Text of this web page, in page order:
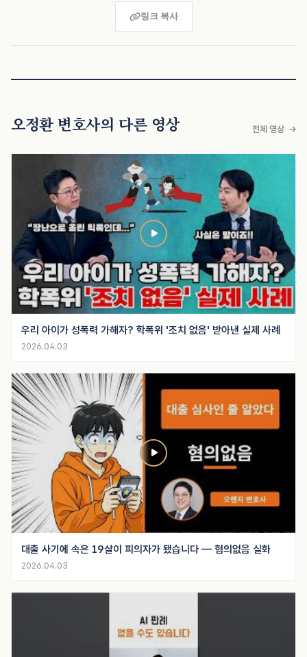
링크 복사
오정환 변호사의 다른 영상 전체 영상
우리 아이가 성폭력 가해자? 학폭위 '조치 없음' 받아낸 실제 사례
2026.04.03
대출 사기에 속은 19살이 피의자가 됐습니다 — 혐의없음 실화
2026.04.03